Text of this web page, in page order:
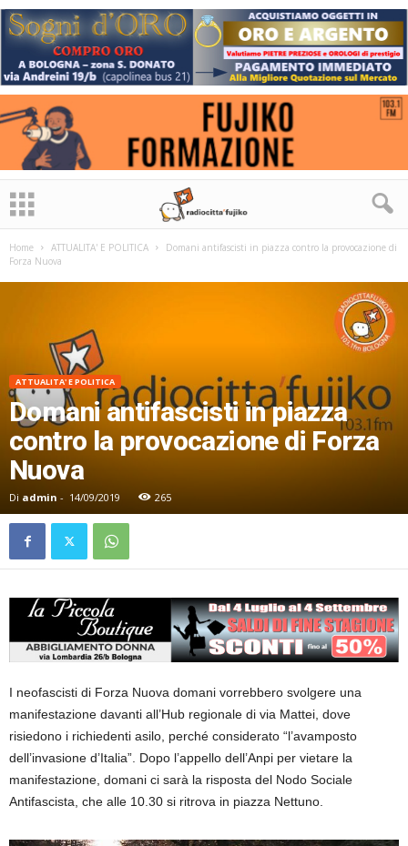
Home ATTUALITA' E POLITICA
Domani antifascisti in piazza contro la provocazione di
Forza Nuova
ATTUALITA' E POLITICA
Domani antifascisti in piazza
contro la provocazione di Forza
Nuova
Di admin - 14/09/2019 265
I neofascisti di Forza Nuova domani vorrebbero svolgere una
manifestazione davanti all’Hub regionale di via Mattei, dove
risiedono i richiedenti asilo, perché considerato “l’avamposto
dell’invasione d’Italia”. Dopo l’appello dell’Anpi per vietare la
manifestazione, domani ci sarà la risposta del Nodo Sociale
Antifascista, che alle 10.30 si ritrova in piazza Nettuno.